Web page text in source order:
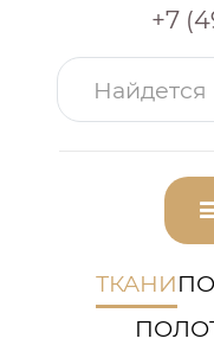
+7
ТКАНИ